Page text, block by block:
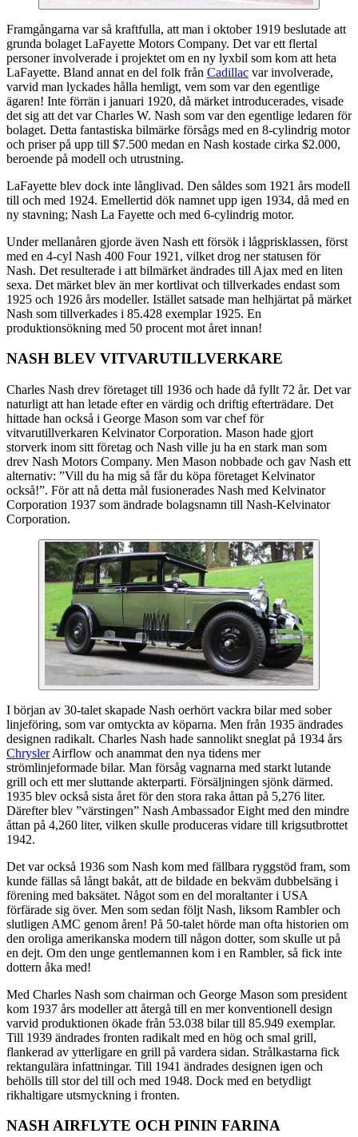
Framgångarna var så kraftfulla, att man i oktober 1919 beslutade att
grunda bolaget LaFayette Motors Company. Det var ett flertal
personer involverade i projektet om en ny lyxbil som kom att heta
LaFayette. Bland annat en del folk från Cadillac var involverade,
varvid man lyckades hålla hemligt, vem som var den egentlige
ägaren! Inte förrän i januari 1920, då märket introducerades, visade
det sig att det var Charles W. Nash som var den egentlige ledaren för
bolaget. Detta fantastiska bilmärke försågs med en 8-cylindrig motor
och priser på upp till $7.500 medan en Nash kostade cirka $2.000,
beroende på modell och utrustning.
LaFayette blev dock inte långlivad. Den såldes som 1921 års modell
till och med 1924. Emellertid dök namnet upp igen 1934, då med en
ny stavning; Nash La Fayette och med 6-cylindrig motor.
Under mellanåren gjorde även Nash ett försök i lågprisklassen, först
med en 4-cyl Nash 400 Four 1921, vilket drog ner statusen för
Nash. Det resulterade i att bilmärket ändrades till Ajax med en liten
sexa. Det märket blev än mer kortlivat och tillverkades endast som
1925 och 1926 års modeller. Istället satsade man helhjärtat på märket
Nash som tillverkades i 85.428 exemplar 1925. En
produktionsökning med 50 procent mot året innan!
NASH BLEV VITVARUTILLVERKARE
Charles Nash drev företaget till 1936 och hade då fyllt 72 år. Det var
naturligt att han letade efter en värdig och driftig efterträdare. Det
hittade han också i George Mason som var chef för
vitvarutillverkaren Kelvinator Corporation. Mason hade gjort
storverk inom sitt företag och Nash ville ju ha en stark man som
drev Nash Motors Company. Men Mason nobbade och gav Nash ett
alternativ: ”Vill du ha mig så får du köpa företaget Kelvinator
också!”. För att nå detta mål fusionerades Nash med Kelvinator
Corporation 1937 som ändrade bolagsnamn till Nash-Kelvinator
Corporation.
I början av 30-talet skapade Nash oerhört vackra bilar med sober
linjeföring, som var omtyckta av köparna. Men från 1935 ändrades
designen radikalt. Charles Nash hade sannolikt sneglat på 1934 års
ChryslerAirflow och anammat den nya tidens mer
strömlinjeformade bilar. Man försåg vagnarna med starkt lutande
grill och ett mer sluttande akterparti. Försäljningen sjönk därmed.
1935 blev också sista året för den stora raka åttan på 5,276 liter.
Därefter blev ”värstingen” Nash Ambassador Eight med den mindre
åttan på 4,260 liter, vilken skulle produceras vidare till krigsutbrottet
1942.
Det var också 1936 som Nash kom med fällbara ryggstöd fram, som
kunde fällas så långt bakåt, att de bildade en bekväm dubbelsäng i
förening med baksätet. Något som en del moraltanter i USA
förfärade sig över. Men som sedan följt Nash, liksom Rambler och
slutligen AMC genom åren! På 50-talet hörde man ofta historien om
den oroliga amerikanska modern till någon dotter, som skulle ut på
en dejt. Om den unge gentlemannen kom i en Rambler, så fick inte
dottern åka med!
Med Charles Nash som chairman och George Mason som president
kom 1937 års modeller att återgå till en mer konventionell design
varvid produktionen ökade från 53.038 bilar till 85.949 exemplar.
Till 1939 ändrades fronten radikalt med en hög och smal grill,
flankerad av ytterligare en grill på vardera sidan. Strålkastarna fick
rektangulära infattningar. Till 1941 ändrades designen igen och
behölls till stor del till och med 1948. Dock med en betydligt
rikhaltigare utsmyckning i fronten.
NASH AIRFLYTE OCH PININ FARINA